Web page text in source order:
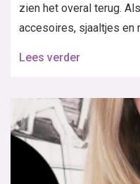
zien het overal terug.
accesoires, sjaaltjes en
Lees verder